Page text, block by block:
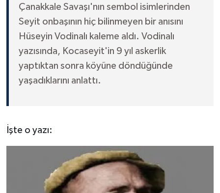
Çanakkale Savaşı'nın sembol isimlerinden
Seyit onbaşının hiç bilinmeyen bir anısını
Hüseyin Vodinalı kaleme aldı. Vodinalı
yazısında, Kocaseyit'in 9 yıl askerlik
yaptıktan sonra köyüne döndüğünde
yaşadıklarını anlattı.
İşte o yazı: